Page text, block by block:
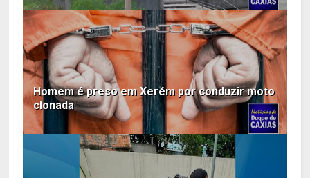
Homem é preso em Xerém por conduzir moto
clonada